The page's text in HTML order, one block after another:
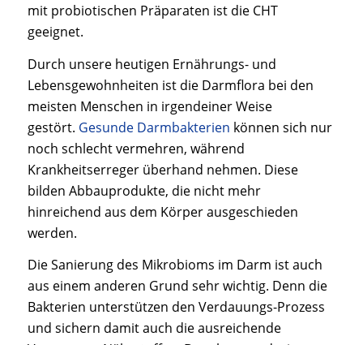
mit probiotischen Präparaten ist die CHT
geeignet.
Durch unsere heutigen Ernährungs- und
Lebensgewohnheiten ist die Darmflora bei den
meisten Menschen in irgendeiner Weise
gestört. Gesunde Darmbakterien können sich nur
noch schlecht vermehren, während
Krankheitserreger überhand nehmen. Diese
bilden Abbauprodukte, die nicht mehr
hinreichend aus dem Körper ausgeschieden
werden.
Die Sanierung des Mikrobioms im Darm ist auch
aus einem anderen Grund sehr wichtig. Denn die
Bakterien unterstützen den Verdauungs-Prozess
und sichern damit auch die ausreichende